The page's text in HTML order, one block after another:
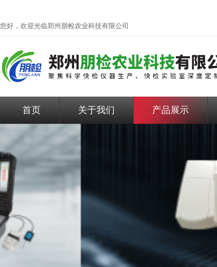
您好，欢迎光临郑州朋检农业科技有限公司
首页 关于我们 产品展示